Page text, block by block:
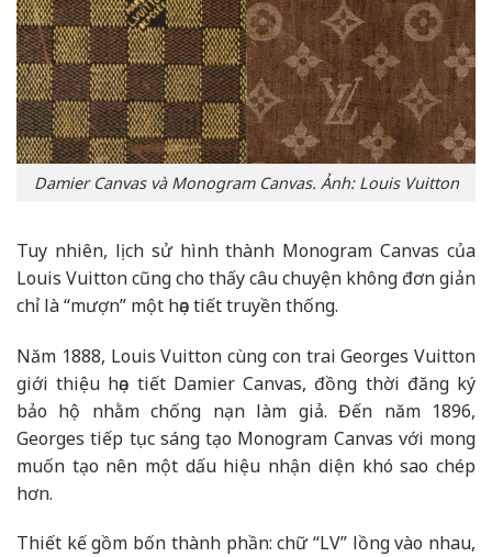
Damier Canvas và Monogram Canvas. Ảnh: Louis Vuitton
Tuy nhiên, lịch sử hình thành Monogram Canvas của
Louis Vuitton cũng cho thấy câu chuyện không đơn giản
chỉ là “mượn” một họa tiết truyền thống.
Năm 1888, Louis Vuitton cùng con trai Georges Vuitton
giới thiệu họa tiết Damier Canvas, đồng thời đăng ký
bảo hộ nhằm chống nạn làm giả. Đến năm 1896,
Georges tiếp tục sáng tạo Monogram Canvas với mong
muốn tạo nên một dấu hiệu nhận diện khó sao chép
hơn.
Thiết kế gồm bốn thành phần: chữ “LV” lồng vào nhau,